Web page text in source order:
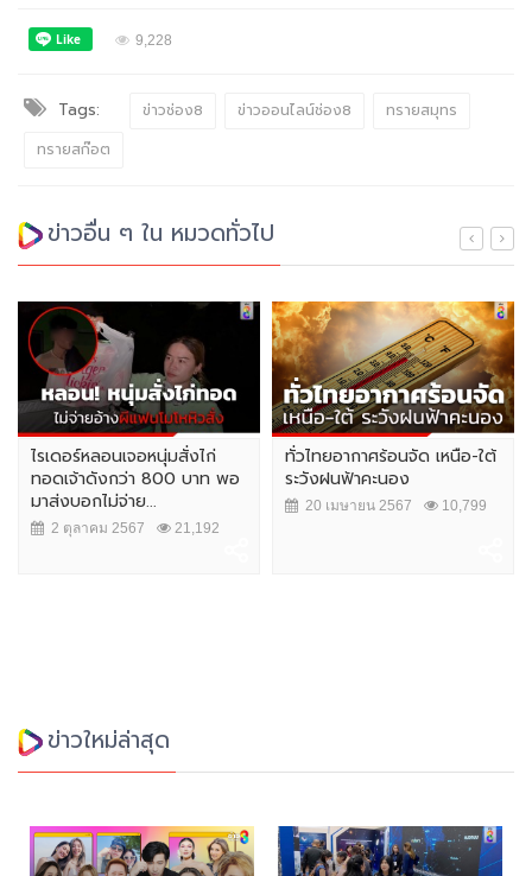
9,228
Tags: ข่าวช่อง8 ข่าวออนไลน์ช่อง8
ทรายสมุทร
ทรายสก๊อต
ข่าวอื่น ๆ ใน หมวดทั่วไป
ไรเดอร์หลอนเจอหนุ่มสั่งไก่
ทอดเจ้าดังกว่า 800 บาท พอ
มาส่งบอกไม่จ่าย...
2 ตุลาคม 2567 21,192
ทั่วไทยอากาศร้อนจัด เหนือ-ใต้
ระวังฝนฟ้าคะนอง
20 เมษายน 2567 10,799
ข่าวใหม่ล่าสุด